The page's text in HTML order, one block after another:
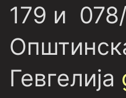
179 и
Гевгелија